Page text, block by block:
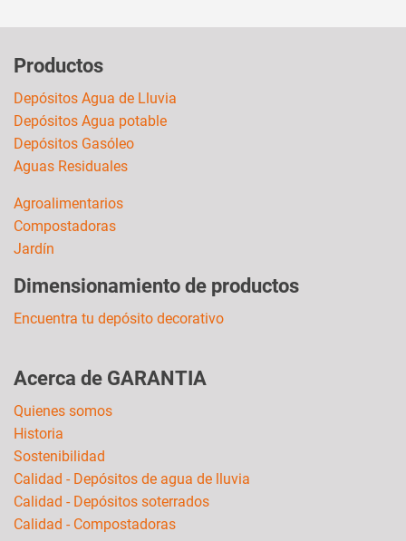
Productos
Depósitos Agua de Lluvia
Depósitos Agua potable
Depósitos Gasóleo
Aguas Residuales
Agroalimentarios
Compostadoras
Jardín
Dimensionamiento de productos
Encuentra tu depósito decorativo
Acerca de GARANTIA
Quienes somos
Historia
Sostenibilidad
Calidad - Depósitos de agua de lluvia
Calidad - Depósitos soterrados
Calidad - Compostadoras